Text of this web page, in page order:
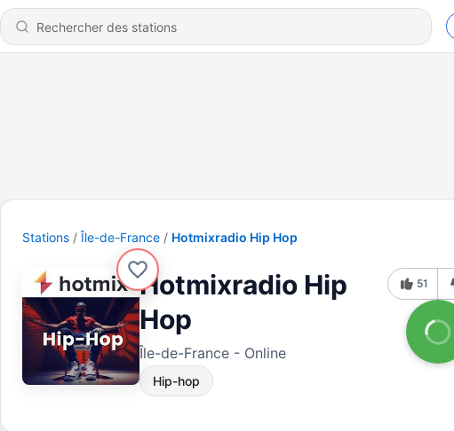
Stations Île-de-France Hotmixradio Hip Hop
Hotmixradio Hip
Hop
Île-de-France - Online
Hip-hop
51